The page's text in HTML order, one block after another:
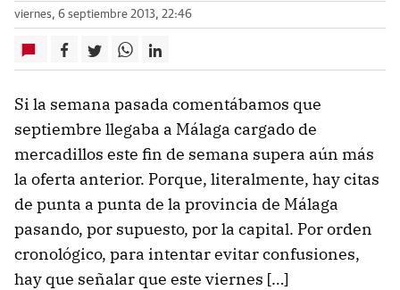
viernes, 6 septiembre 2013, 22:46
Si la semana pasada comentábamos que
septiembre llegaba a Málaga cargado de
mercadillos este fin de semana supera aún más
la oferta anterior. Porque, literalmente, hay citas
de punta a punta de la provincia de Málaga
pasando, por supuesto, por la capital. Por orden
cronológico, para intentar evitar confusiones,
hay que señalar que este viernes […]